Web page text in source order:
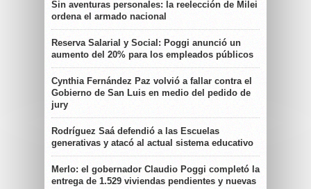
Sin aventuras personales: la reelección de Milei
ordena el armado nacional
Reserva Salarial y Social: Poggi anunció un
aumento del 20% para los empleados públicos
Cynthia Fernández Paz volvió a fallar contra el
Gobierno de San Luis en medio del pedido de
jury
Rodríguez Saá defendió a las Escuelas
generativas y atacó al actual sistema educativo
Merlo: el gobernador Claudio Poggi completó la
entrega de 1.529 viviendas pendientes y nuevas